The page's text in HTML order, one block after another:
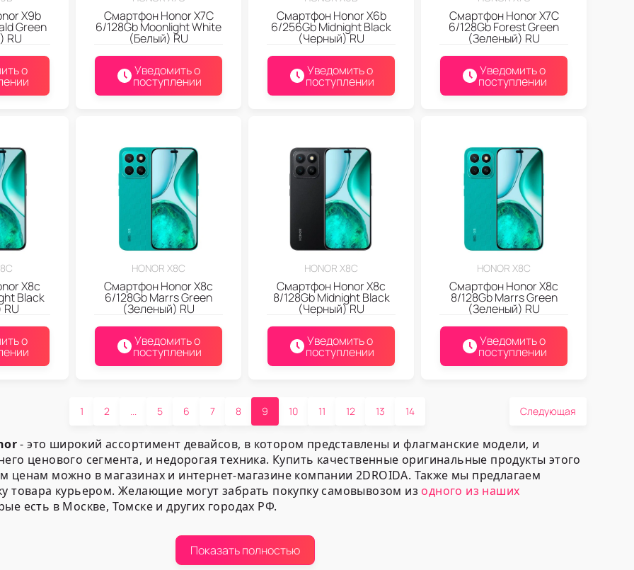
X9b
Green
RU
о
Смартфон Honor X7C
6/128Gb Moonlight White
(Белый) RU
Уведомить о
поступлении
Смартфон Honor X6b
6/256Gb Midnight Black
(Черный) RU
Уведомить о
поступлении
Смартфон Honor X7C
6/128Gb Forest Green
(Зеленый) RU
Уведомить о
поступлении
X8c
Black
о
HONOR X8C
Смартфон Honor X8c
6/128Gb Marrs Green
(Зеленый) RU
Уведомить о
поступлении
HONOR X8C
Смартфон Honor X8c
8/128Gb Midnight Black
(Черный) RU
Уведомить о
поступлении
HONOR X8C
Смартфон Honor X8c
8/128Gb Marrs Green
(Зеленый) RU
Уведомить о
поступлении
1 2 ... 5 6 7 8 9 10 11 12 13 14 Следующая
- это широкий ассортимент девайсов, в котором представлены и флагманские модели, и
ценового сегмента, и недорогая техника. Купить качественные оригинальные продукты этого
ценам можно в магазинах и интернет-магазине компании 2DROIDA. Также мы предлагаем
товара курьером. Желающие могут забрать покупку самовывозом из одного из наших
есть в Москве, Томске и других городах РФ.
Показать полностью